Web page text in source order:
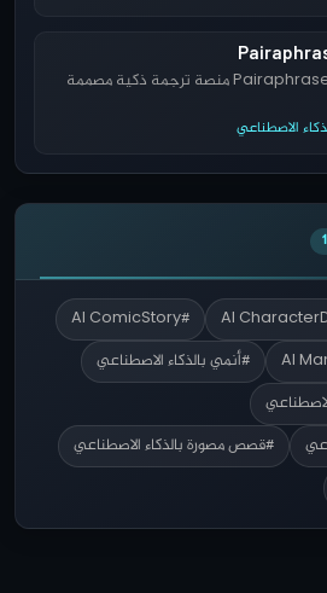
تعد Pairaphrase translation منصة ترجمة ذكية مصممة
الاصطناعي
#AI ComicStory
#أنمي بالذكاء الاصطناعي
#قصص مصورة بالذكاء الاصطناعي